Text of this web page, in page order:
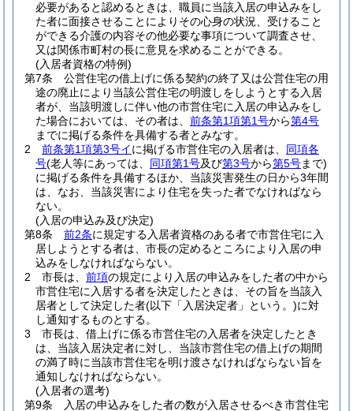
必要があると認めるときは、職員に当該入居の申込みをし
た者に面接させることによりその心身の状況、受けること
ができる介護の内容その他必要な事項について調査させ、
又は関係市町村の長に意見を求めることができる。
(入居者資格の特例)
第7条
公営住宅の借上げに係る契約の終了又は公営住宅の用
途の廃止により当該公営住宅の明渡しをしようとする入居
者が、当該明渡しに伴い他の市営住宅に入居の申込みをし
た場合においては、その者は、 前条第1項第1号から第4号
までに掲げる条件を具備する者とみなす。
2
前条第1項第3号イに掲げる市営住宅の入居者は、 同項各
号(老人等にあっては、 同項第1号及び第3号から第5号まで)
に掲げる条件を具備するほか、当該災害発生の日から3年間
は、なお、当該災害により住宅を失った者でなければなら
ない。
(入居の申込み及び決定)
第8条
前2条に規定する入居者資格のある者で市営住宅に入
居しようとする者は、市長の定めるところにより入居の申
込みをしなければならない。
2
市長は、 前項の規定により入居の申込みをした者の中から
市営住宅に入居する者を決定したときは、その旨を当該入
居者として決定した者(以下「入居決定者」という。)に対
し通知するものとする。
3
市長は、借上げに係る市営住宅の入居者を決定したとき
は、当該入居決定者に対し、当該市営住宅の借上げの期間
の満了時に当該市営住宅を明け渡さなければならない旨を
通知しなければならない。
(入居者の選考)
第9条
入居の申込みをした者の数が入居させるべき市営住宅